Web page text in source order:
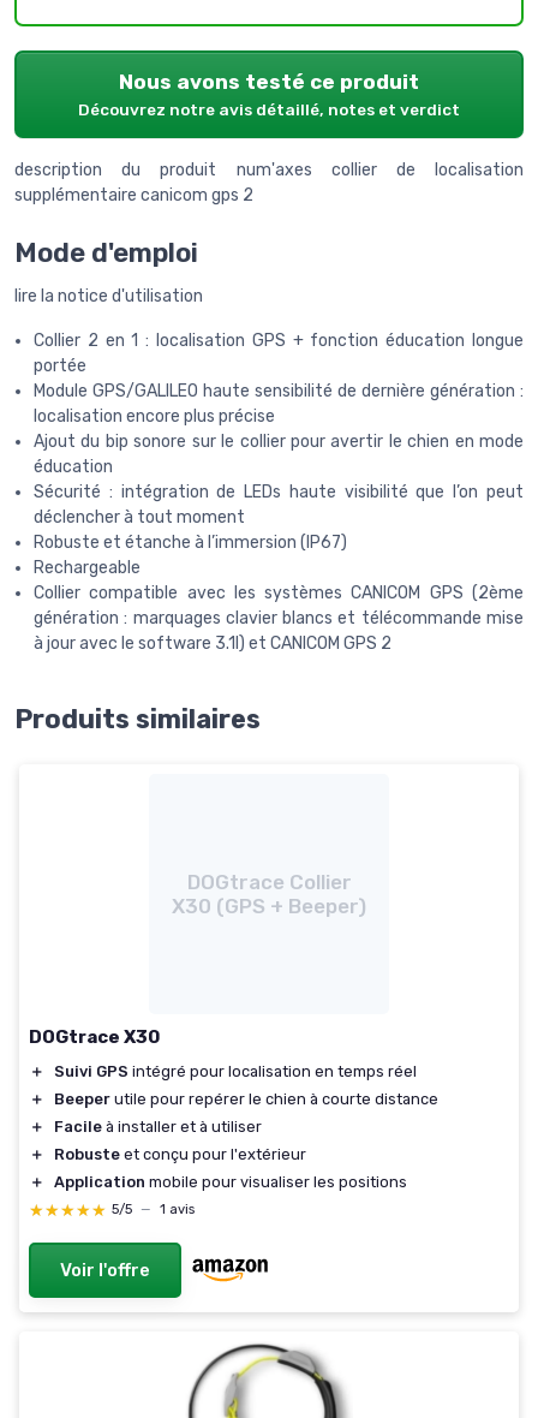
Nous avons testé ce produit
Découvrez notre avis détaillé, notes et verdict
description du produit num'axes collier de localisation
supplémentaire canicom gps 2
Mode d'emploi
lire la notice d'utilisation
Collier 2 en 1 : localisation GPS + fonction éducation longue
portée
Module GPS/GALILEO haute sensibilité de dernière génération :
localisation encore plus précise
Ajout du bip sonore sur le collier pour avertir le chien en mode
éducation
Sécurité : intégration de LEDs haute visibilité que l’on peut
déclencher à tout moment
Robuste et étanche à l’immersion (IP67)
Rechargeable
Collier compatible avec les systèmes CANICOM GPS (2ème
génération : marquages clavier blancs et télécommande mise
à jour avec le software 3.1l) et CANICOM GPS 2
Produits similaires
DOGtrace Collier
X30 (GPS + Beeper)
DOGtrace X30
＋ Suivi GPS intégré pour localisation en temps réel
＋
Beeper utile pour repérer le chien à courte distance
＋
Facile à installer et à utiliser
＋
Robuste et conçu pour l'extérieur
＋
Application mobile pour visualiser les positions
★★★★★
★★★★★ 5/5 — 1 avis
Voir l'offre